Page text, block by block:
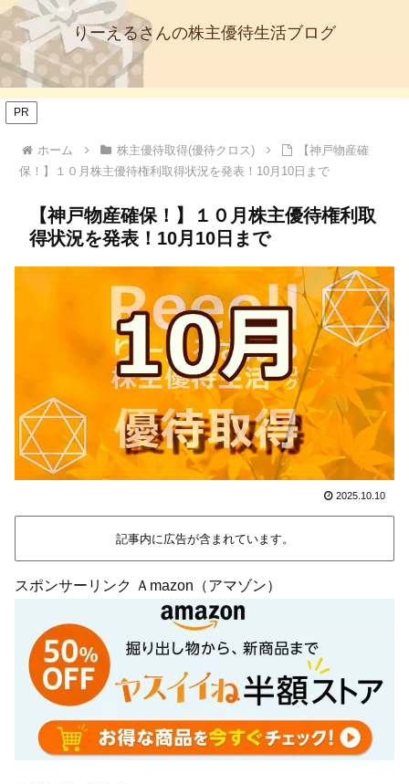
りーえるさんの株主優待生活ブログ
PR
ホーム 株主優待取得(優待クロス)
【神戸物産確
保！】１０月株主優待権利取得状況を発表！10月10日まで
【神戸物産確保！】１０月株主優待権利取
得状況を発表！10月10日まで
2025.10.10
記事内に広告が含まれています。
スポンサーリンク Ａmazon（アマゾン）